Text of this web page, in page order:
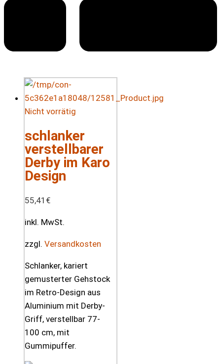
Nicht vorrätig
schlanker
verstellbarer
Derby im Karo
Design
55,41 €
inkl. MwSt.
zzgl. Versandkosten
Schlanker, kariert
gemusterter Gehstock
im Retro-Design aus
Aluminium mit Derby-
Griff, verstellbar 77-
100 cm, mit
Gummipuffer.